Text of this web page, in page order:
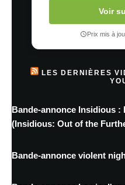
Voir
Prix mis à
LES DERNIÈRES
Bande-annonce Insidious
(Insidious: Out of the
Bande-annonce violent